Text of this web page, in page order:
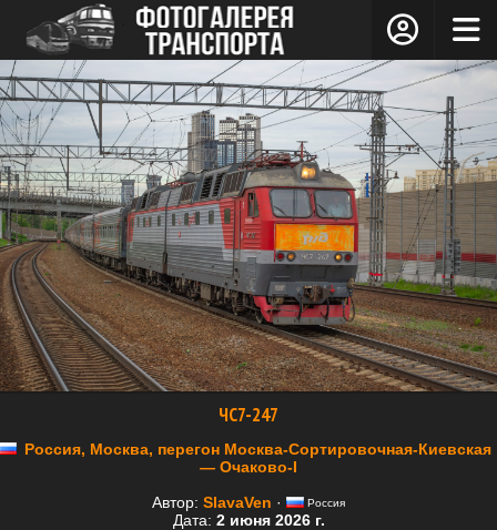
ЧС7-247
Россия, Москва, перегон Москва-Сортировочная-Киевская
— Очаково-I
Автор: SlavaVen · Россия
Дата: 2 июня 2026 г.